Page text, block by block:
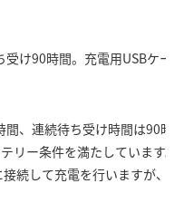
け90時間。充電用USBケー
、連続待ち受け時間は90時
リー条件を満たしています。
続して充電を行いますが、